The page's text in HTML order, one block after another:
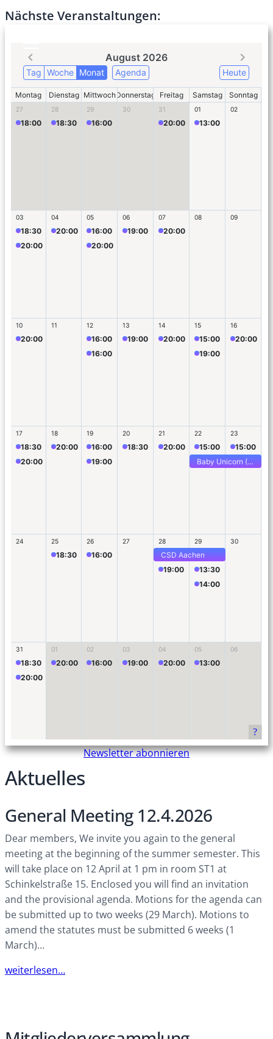
Nächste Veranstaltungen:
Newsletter abonnieren
Aktuelles
General Meeting 12.4.2026
Dear members, We invite you again to the general
meeting at the beginning of the summer semester. This
will take place on 12 April at 1 pm in room ST1 at
Schinkelstraße 15. Enclosed you will find an invitation
and the provisional agenda. Motions for the agenda can
be submitted up to two weeks (29 March). Motions to
amend the statutes must be submitted 6 weeks (1
March)…
weiterlesen…